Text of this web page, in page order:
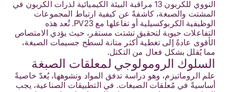
النووي للكربون 13 مراقبة البيئة الكيميائية لذرات الكربون في
المشتت والصبغة، كاشفةً عن كيفية ارتباط المجموعات
الوظيفية الكربوكسيلية أو تفاعلها مع PV23. تُعد هذه
التفاعلات حيوية لتحقيق تشتت مستقر، حيث يؤدي الامتصاص
الأقوى عادةً إلى تغطية أكثر متانة لسطح جسيمات الصبغة،
مما يُقلل بشكل فعال من التكتل.
السلوك الرومولوجي لمعلقات الصبغة
علم الروماتيزم، وهو دراسة تدفق المواد وتشوهها، يُعدّ خاصيةً
أساسيةً في مُعلقات الصبغات. في التطبيقات الصناعية، يجب